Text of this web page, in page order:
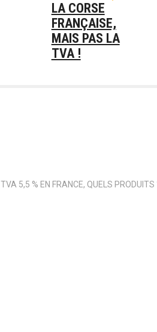
LA CORSE
FRANÇAISE,
MAIS PAS LA
TVA !
TVA 5,5 % EN FRANCE, QUELS PRODUITS